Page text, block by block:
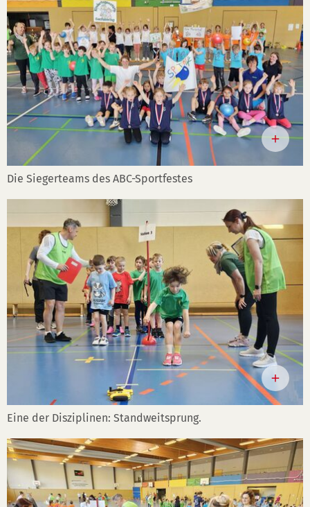
Die Siegerteams des ABC-Sportfestes
Eine der Disziplinen: Standweitsprung.